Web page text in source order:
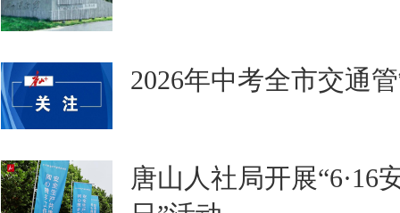
2026年中考全市交通
唐山人社局开展“6·16